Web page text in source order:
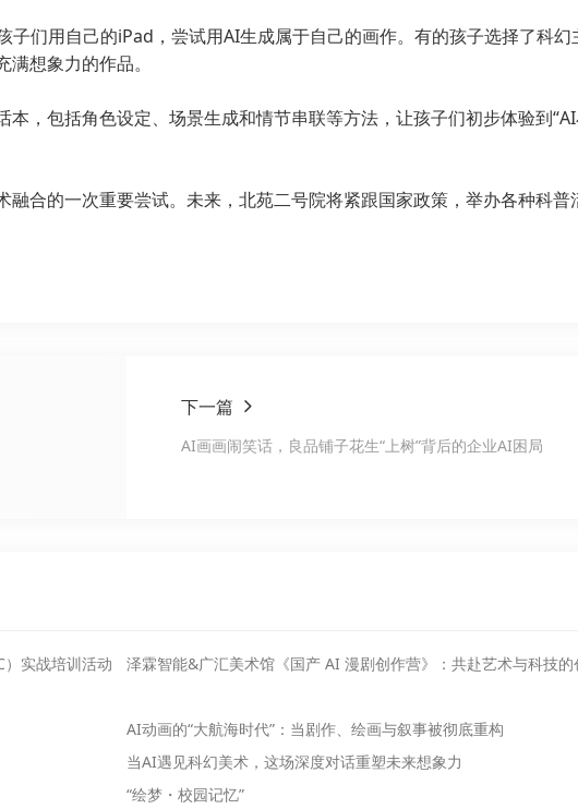
们用自己的iPad，尝试用AI生成属于自己的画作。有的孩子选择了科幻
想象力的作品。
，包括角色设定、场景生成和情节串联等方法，让孩子们初步体验到“AI
合的一次重要尝试。未来，北苑二号院将紧跟国家政策，举办各种科普
下一篇
AI画画闹笑话，良品铺子花生“上树”背后的企业AI困局
实战培训活动
泽霖智能&广汇美术馆《国产 AI 漫剧创作营》：共赴艺术与科技的
AI动画的“大航海时代”：当剧作、绘画与叙事被彻底重构
当AI遇见科幻美术，这场深度对话重塑未来想象力
“绘梦・校园记忆”